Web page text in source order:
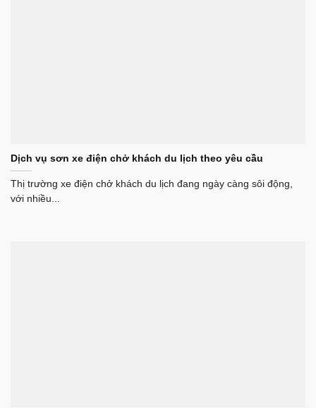
Dịch vụ sơn xe điện chở khách du lịch theo yêu cầu
Thị trường xe điện chở khách du lịch đang ngày càng sôi động,
với nhiều...